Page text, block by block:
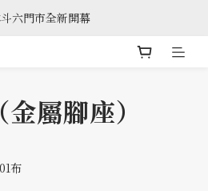
六門市全新開幕
六門市全新開幕
12萬享9折優惠，部分商品除外
屬腳座）
布